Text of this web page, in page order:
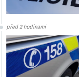
před 2 hodinami